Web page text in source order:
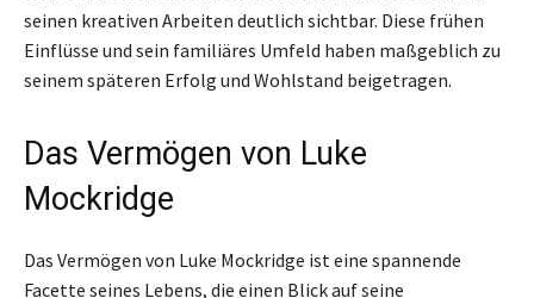
seinen kreativen Arbeiten deutlich sichtbar. Diese frühen
Einflüsse und sein familiäres Umfeld haben maßgeblich zu
seinem späteren Erfolg und Wohlstand beigetragen.
Das Vermögen von Luke
Mockridge
Das Vermögen von Luke Mockridge ist eine spannende
Facette seines Lebens, die einen Blick auf seine